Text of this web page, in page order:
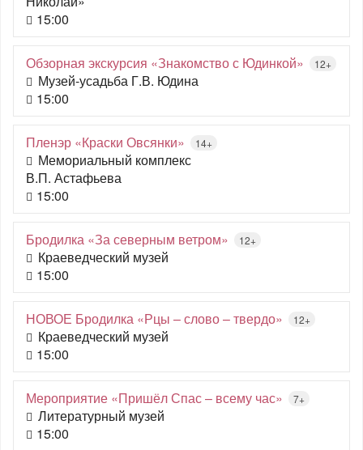
15:00
Обзорная экскурсия «Знакомство с Юдинкой» 12+
Музей-усадьба Г.В. Юдина
15:00
Пленэр «Краски Овсянки» 14+
Мемориальный комплекс
В.П. Астафьева
15:00
Бродилка «За северным ветром» 12+
Краеведческий музей
15:00
НОВОЕ Бродилка «Рцы – слово – твердо» 12+
Краеведческий музей
15:00
Мероприятие «Пришёл Спас – всему час» 7+
Литературный музей
15:00